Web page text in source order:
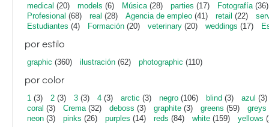
medical (20) models (6) Música(28) parties (17) Fotografía(36)
Profesional (68) real (28) Agencia de empleo (41) retail (22)
Estudiantes (4) Formación (20) veterinary (20) weddings (17)
por estilo
graphic (360) ilustración (62) photographic (110)
por color
1 (3) 2 (3) 3 (3) 4 (3) arctic (3) negro (106) blind (3) azul (3)
coral (3) Crema(32) deboss (3) graphite (3) greens (59) greys
neon (3) pinks (26) purples (14) reds (84) white (159) yellows